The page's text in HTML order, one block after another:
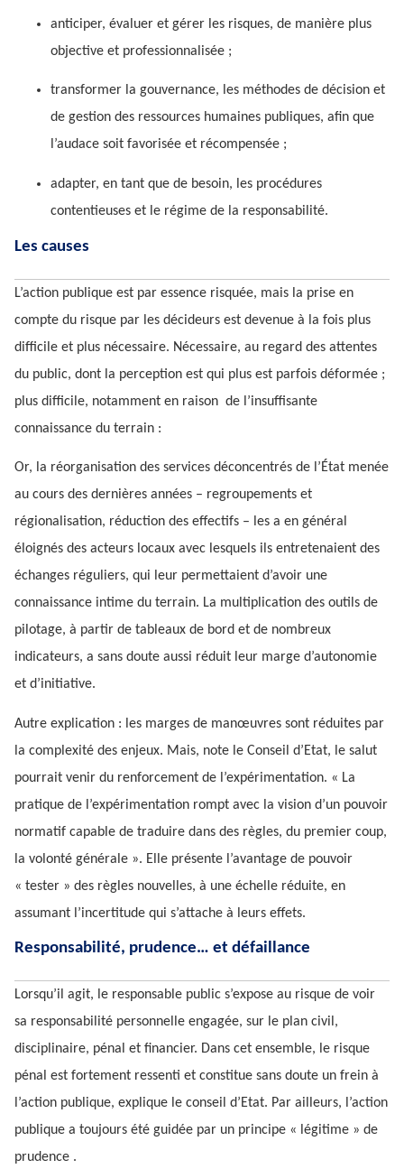
anticiper, évaluer et gérer les risques, de manière plus
objective et professionnalisée ;
transformer la gouvernance, les méthodes de décision et
de gestion des ressources humaines publiques, afin que
l’audace soit favorisée et récompensée ;
adapter, en tant que de besoin, les procédures
contentieuses et le régime de la responsabilité.
Les causes
L’action publique est par essence risquée, mais la prise en
compte du risque par les décideurs est devenue à la fois plus
difficile et plus nécessaire. Nécessaire, au regard des attentes
du public, dont la perception est qui plus est parfois déformée ;
plus difficile, notamment en raison de l’insuffisante
connaissance du terrain :
Or, la réorganisation des services déconcentrés de l’État menée
au cours des dernières années – regroupements et
régionalisation, réduction des effectifs – les a en général
éloignés des acteurs locaux avec lesquels ils entretenaient des
échanges réguliers, qui leur permettaient d’avoir une
connaissance intime du terrain. La multiplication des outils de
pilotage, à partir de tableaux de bord et de nombreux
indicateurs, a sans doute aussi réduit leur marge d’autonomie
et d’initiative.
Autre explication : les marges de manœuvres sont réduites par
la complexité des enjeux. Mais, note le Conseil d’Etat, le salut
pourrait venir du renforcement de l’expérimentation. « La
pratique de l’expérimentation rompt avec la vision d’un pouvoir
normatif capable de traduire dans des règles, du premier coup,
la volonté générale ». Elle présente l’avantage de pouvoir
« tester » des règles nouvelles, à une échelle réduite, en
assumant l’incertitude qui s’attache à leurs effets.
Responsabilité, prudence… et défaillance
Lorsqu’il agit, le responsable public s’expose au risque de voir
sa responsabilité personnelle engagée, sur le plan civil,
disciplinaire, pénal et financier. Dans cet ensemble, le risque
pénal est fortement ressenti et constitue sans doute un frein à
l’action publique, explique le conseil d’Etat. Par ailleurs, l’action
publique a toujours été guidée par un principe « légitime » de
prudence .